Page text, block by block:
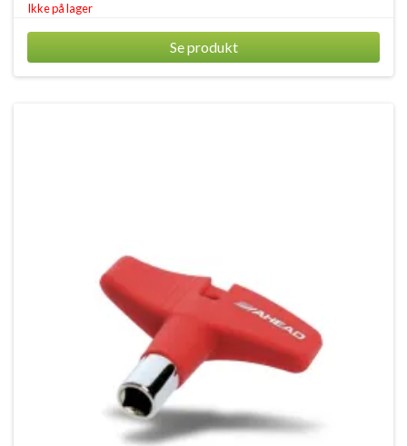
Ikke på lager
Se produkt